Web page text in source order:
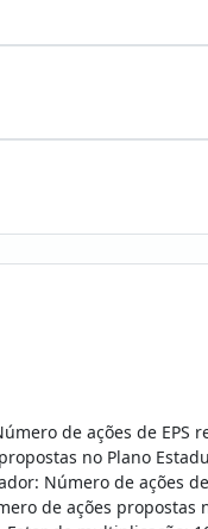
de ações de EPS
no Plano
Número de ações
de ações propostas